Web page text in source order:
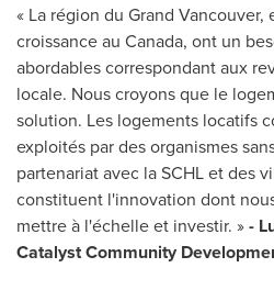
« La région du Grand
croissance au Canada, ont un
abordables correspondant aux
locale. Nous croyons que le
solution. Les logements locatifs
exploités par des organismes
partenariat avec la SCHL et des
constituent l'innovation dont
mettre à l'échelle et investir. »-
Catalyst Community